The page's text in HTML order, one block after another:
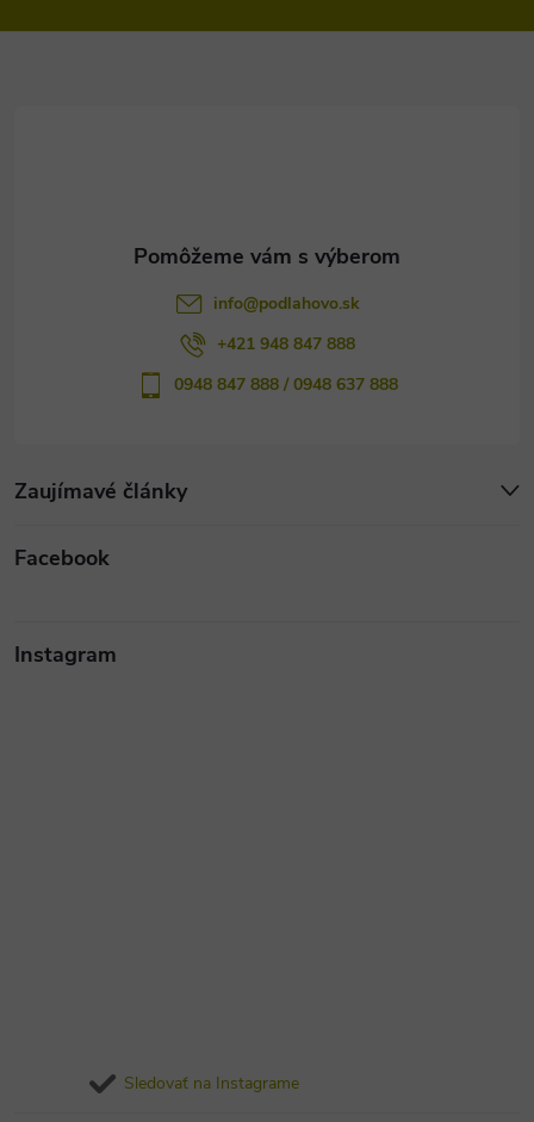
Zaujímavé články
info@podlahovo.sk
+421 948 847 888
0948 847 888 / 0948 637 888
Facebook
Instagram
Sledovať na Instagrame